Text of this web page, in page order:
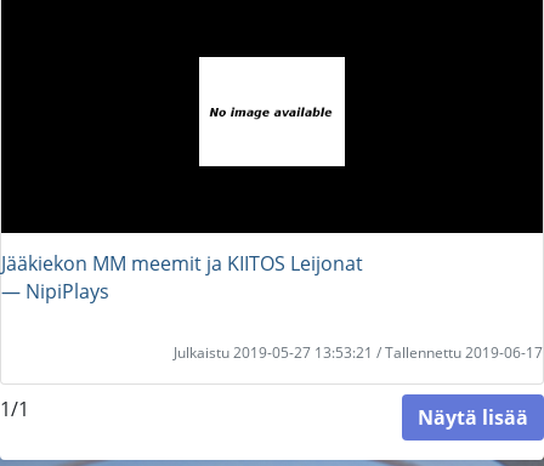
Jääkiekon MM meemit ja KIITOS Leijonat
― NipiPlays
Julkaistu 2019-05-27 13:53:21 / Tallennettu 2019-06-17
1/1 Näytä lisää